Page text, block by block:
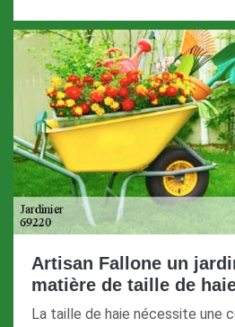
Artisan Fallone un
matière de taille de
La taille de haie nécessite une